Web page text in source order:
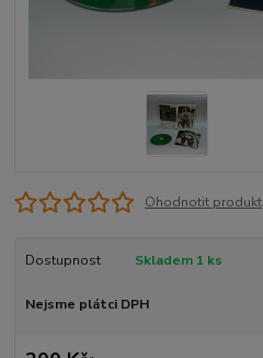
Ohodnotit produkt
Dostupnost Skladem 1 ks
Nejsme plátci DPH